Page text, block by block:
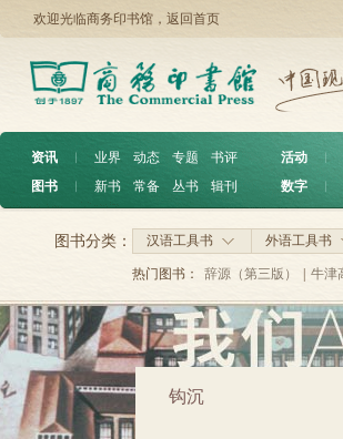
欢迎光临商务印书馆， 返回首页
资讯 ︱ 业界 动态 专题
书评
图书
︱ 新书 常备 丛书 辑刊
活动
数字
汉语工具书 外语工具书
图书分类：
热门图书： 辞源（第三版） 牛津
钩沉